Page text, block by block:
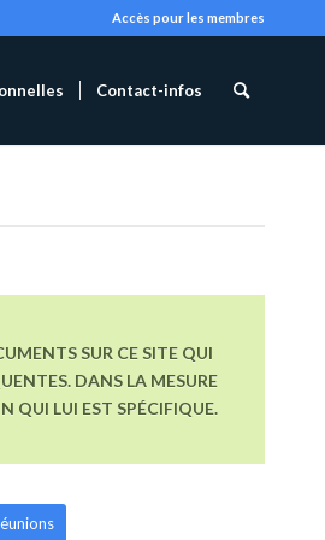
Accès pour les membres
Contact-infos
SUR CE SITE QUI
DANS LA MESURE
QUI LUI EST SPÉCIFIQUE.